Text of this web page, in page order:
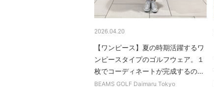
2026.04.20
【ワンピース】夏の時期活躍するワ
ンピースタイプのゴルフウェア。１
枚でコーディネートが完成するの...
BEAMS GOLF Daimaru Tokyo